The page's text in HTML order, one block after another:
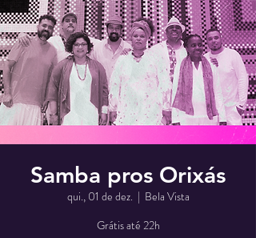
Samba pros Orixás
qui., 01 de dez.
  |
Bela Vista
Grátis até 22h